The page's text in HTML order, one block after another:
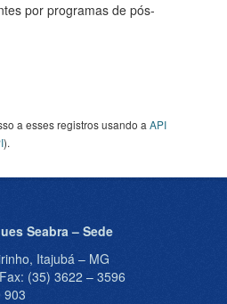
por programas de pós-
a esses registros usando a API
).
Seabra – Sede
Itajubá – MG
(35) 3622 – 3596
903